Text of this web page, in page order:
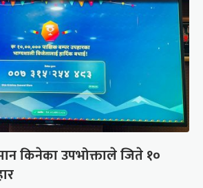
किनेका उपभोक्ताले जिते १०